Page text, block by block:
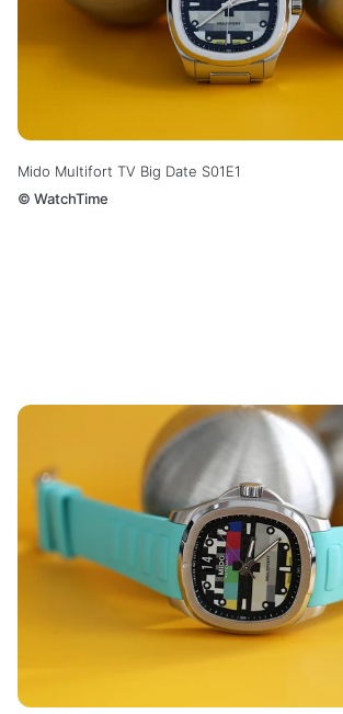
Mido Multifort TV Big Date S01E1
© WatchTime